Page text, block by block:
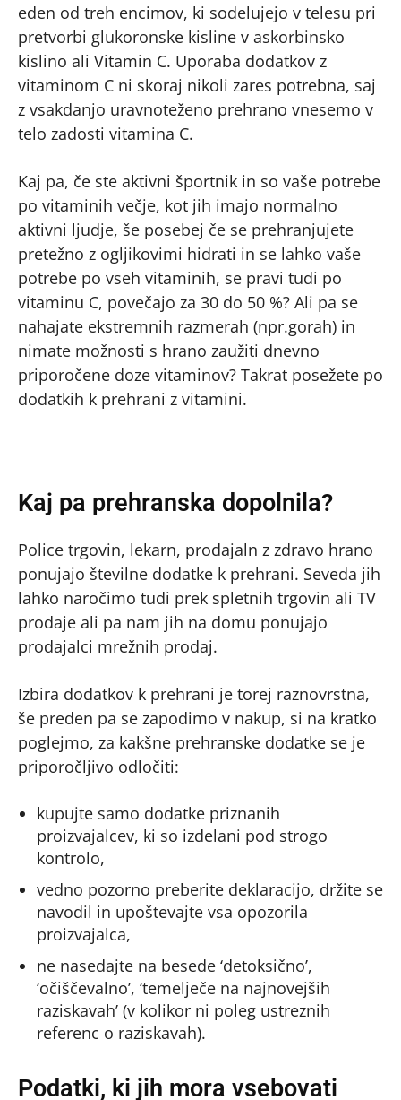
eden od treh encimov, ki sodelujejo v telesu pri
pretvorbi glukoronske kisline v askorbinsko
kislino ali Vitamin C. Uporaba dodatkov z
vitaminom C ni skoraj nikoli zares potrebna, saj
z vsakdanjo uravnoteženo prehrano vnesemo v
telo zadosti vitamina C.
Kaj pa, če ste aktivni športnik in so vaše potrebe
po vitaminih večje, kot jih imajo normalno
aktivni ljudje, še posebej če se prehranjujete
pretežno z ogljikovimi hidrati in se lahko vaše
potrebe po vseh vitaminih, se pravi tudi po
vitaminu C, povečajo za 30 do 50 %? Ali pa se
nahajate ekstremnih razmerah (npr.gorah) in
nimate možnosti s hrano zaužiti dnevno
priporočene doze vitaminov? Takrat posežete po
dodatkih k prehrani z vitamini.
Kaj pa prehranska dopolnila?
Police trgovin, lekarn, prodajaln z zdravo hrano
ponujajo številne dodatke k prehrani. Seveda jih
lahko naročimo tudi prek spletnih trgovin ali TV
prodaje ali pa nam jih na domu ponujajo
prodajalci mrežnih prodaj.
Izbira dodatkov k prehrani je torej raznovrstna,
še preden pa se zapodimo v nakup, si na kratko
poglejmo, za kakšne prehranske dodatke se je
priporočljivo odločiti:
kupujte samo dodatke priznanih
proizvajalcev, ki so izdelani pod strogo
kontrolo,
vedno pozorno preberite deklaracijo, držite se
navodil in upoštevajte vsa opozorila
proizvajalca,
ne nasedajte na besede ‘detoksično’,
‘očiščevalno’, ‘temelječe na najnovejših
raziskavah’ (v kolikor ni poleg ustreznih
referenc o raziskavah).
Podatki, ki jih mora vsebovati